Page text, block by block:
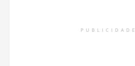
PUBLICIDADE